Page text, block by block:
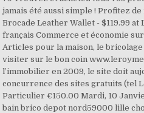
jamais été aussi simple ! Profitez
Brocade Leather Wallet - $119.99
français Commerce et économie
Articles pour la maison, le
visiter sur le bon coin
l’immobilier en 2009, le site doit
concurrence des sites gratuits (tel
Particulier €150.00 Mardi, 10
bain brico depot nord59000 lille